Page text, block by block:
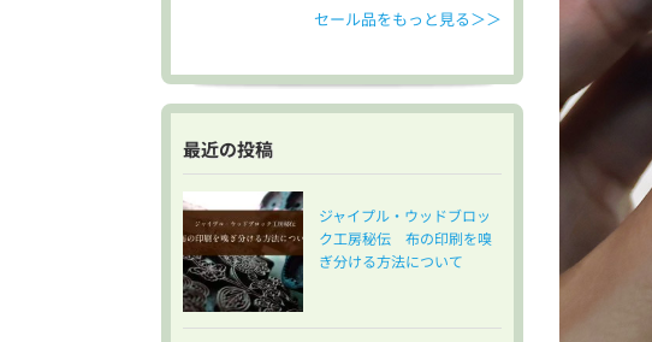
セール品をもっと見る＞＞
最近の投稿
ジャイプル・ウッドブロッ
ク工房秘伝 布の印刷を嗅
ぎ分ける方法について